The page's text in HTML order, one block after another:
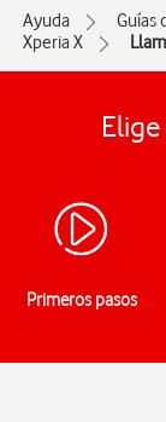
Ayuda Guías
Xperia X
Primeros pasos